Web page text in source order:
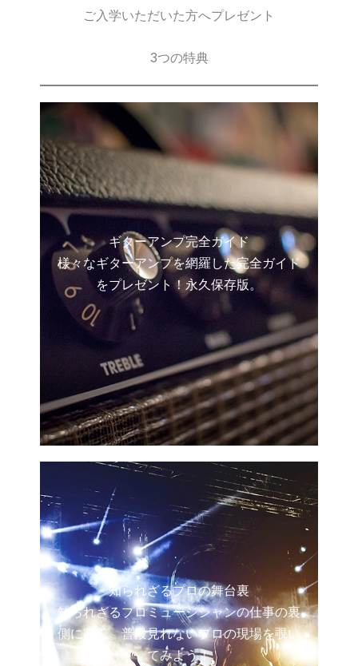
ご入学いただいた方へプレゼント
3つの特典
ギターアンプ完全ガイド
様々なギターアンプを網羅した完全ガイド
をプレゼント！永久保存版。
知られざるプロの舞台裏
知られざるプロミュージシャンの仕事の裏
側に密着。普段見れないプロの現場を覗い
てみよう！